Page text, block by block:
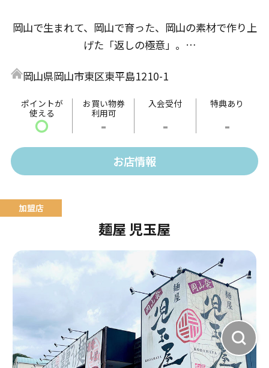
岡山で生まれて、岡山で育った、岡山の素材で作り上
げた「返しの極意」。
とアサリ・牡蠣出汁の３重奏。
味噌返しは「岡山備前味噌」赤味噌、麦味噌をブレン
ドし魚醤・酒粕出汁で仕上げた熟成仕込み。
塩返しは「備前鷹取醤油」のうどん返しをベースに、
帆立、あさり・牡蠣出汁で仕上げた珠玉の極意。
岡山県岡山市東区東平島1210-1
ポイントが
使える
〇
お買い物券
利用可
-
入会受付
-
特典あり
-
お店情報
麺屋 児玉屋